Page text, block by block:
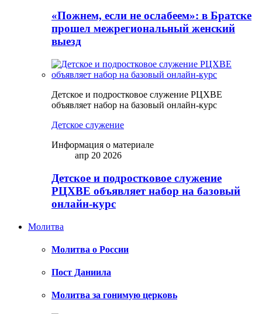
«Пожнем, если не ослабеем»: в Братске
прошел межрегиональный женский
выезд
Детское и подростковое служение РЦХВЕ
объявляет набор на базовый онлайн-курс
Детское служение
Информация о материале
апр 20 2026
Детское и подростковое служение
РЦХВЕ объявляет набор на базовый
онлайн-курс
Молитва
Молитва о России
Пост Даниила
Молитва за гонимую церковь